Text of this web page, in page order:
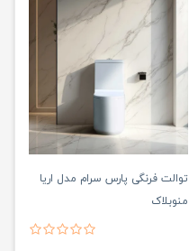
توالت فرنگی پارس سرام مدل اریا
منوبلاک